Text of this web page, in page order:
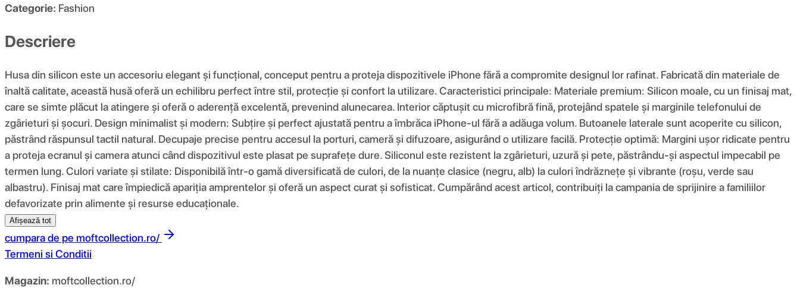
Categorie: Fashion
Descriere
Husa din silicon este un accesoriu elegant și funcțional, conceput pentru a proteja dispozitivele iPhone fără a compromite designul lor rafinat. Fabricată din materiale de
înaltă calitate, această husă oferă un echilibru perfect între stil, protecție și confort la utilizare. Caracteristici principale: Materiale premium: Silicon moale, cu un finisaj mat,
care se simte plăcut la atingere și oferă o aderență excelentă, prevenind alunecarea. Interior căptușit cu microfibră fină, protejând spatele și marginile telefonului de
zgârieturi și șocuri. Design minimalist și modern: Subțire și perfect ajustată pentru a îmbrăca iPhone-ul fără a adăuga volum. Butoanele laterale sunt acoperite cu silicon,
păstrând răspunsul tactil natural. Decupaje precise pentru accesul la porturi, cameră și difuzoare, asigurând o utilizare facilă. Protecție optimă: Margini ușor ridicate pentru
a proteja ecranul și camera atunci când dispozitivul este plasat pe suprafețe dure. Siliconul este rezistent la zgârieturi, uzură și pete, păstrându-și aspectul impecabil pe
termen lung. Culori variate și stilate: Disponibilă într-o gamă diversificată de culori, de la nuanțe clasice (negru, alb) la culori îndrăznețe și vibrante (roșu, verde sau
albastru). Finisaj mat care împiedică apariția amprentelor și oferă un aspect curat și sofisticat. Cumpărând acest articol, contribuiți la campania de sprijinire a familiilor
defavorizate prin alimente și resurse educaționale.
Afișează tot
cumpara de pe moftcollection.ro/
Termeni si Conditii
Magazin: moftcollection.ro/